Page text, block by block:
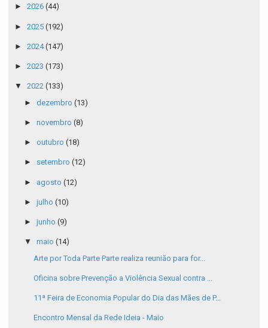
► 2026 (44)
► 2025 (192)
► 2024(147)
► 2023 (173)
▼ 2022 (133)
► dezembro (13)
► novembro (8)
► outubro (18)
► setembro (12)
► agosto (12)
► julho (10)
► junho (9)
▼ maio (14)
Arte por Toda Parte Parte realiza reunião para for...
Oficina sobre Prevenção a Violência Sexual contra ...
11ª Feira de Economia Popular do Dia das Mães de P...
Encontro Mensal da Rede Ideia - Maio